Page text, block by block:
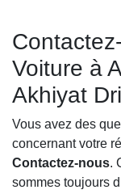
Voiture à
Akhiyat
Vous avez des
concernant votre
Contactez-nous.
sommes toujours